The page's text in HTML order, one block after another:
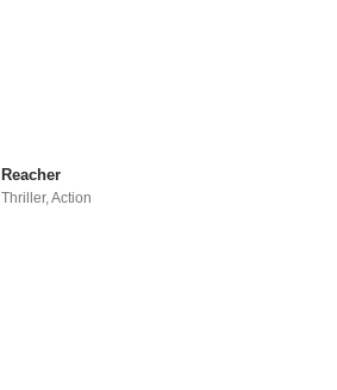
Reacher
Thriller,Action